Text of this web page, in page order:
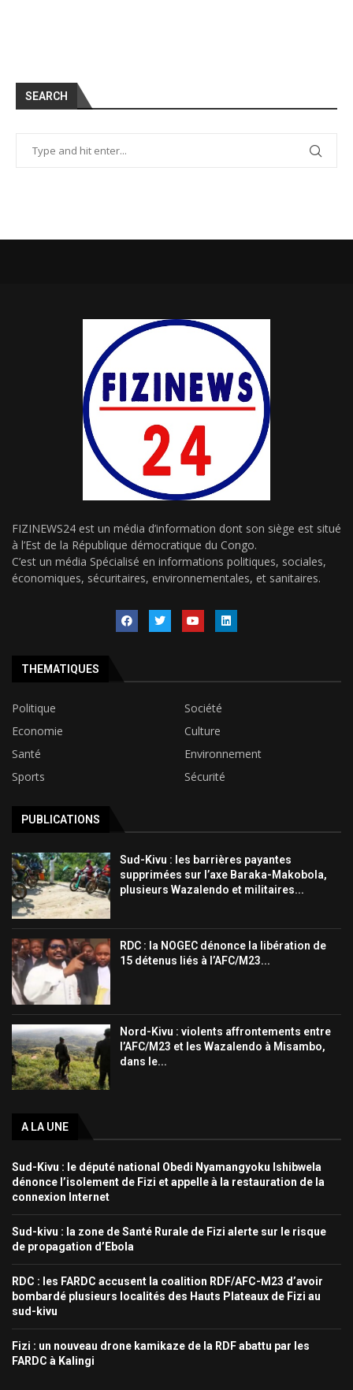
SEARCH
FIZINEWS24 est un média d’information dont son siège est situé
à l’Est de la République démocratique du Congo.
C’est un média Spécialisé en informations politiques, sociales,
économiques, sécuritaires, environnementales, et sanitaires.
THEMATIQUES
Politique
Société
Economie
Culture
Santé
Environnement
Sports
Sécurité
PUBLICATIONS
Sud-Kivu : les barrières payantes
supprimées sur l’axe Baraka-Makobola,
plusieurs Wazalendo et militaires...
RDC : la NOGEC dénonce la libération de
15 détenus liés à l’AFC/M23...
Nord-Kivu : violents affrontements entre
l’AFC/M23 et les Wazalendo à Misambo,
dans le...
A LA UNE
Sud-Kivu : le député national Obedi Nyamangyoku Ishibwela
dénonce l’isolement de Fizi et appelle à la restauration de la
connexion Internet
Sud-kivu : la zone de Santé Rurale de Fizi alerte sur le risque
de propagation d’Ebola
RDC : les FARDC accusent la coalition RDF/AFC-M23 d’avoir
bombardé plusieurs localités des Hauts Plateaux de Fizi au
sud-kivu
Fizi : un nouveau drone kamikaze de la RDF abattu par les
FARDC à Kalingi